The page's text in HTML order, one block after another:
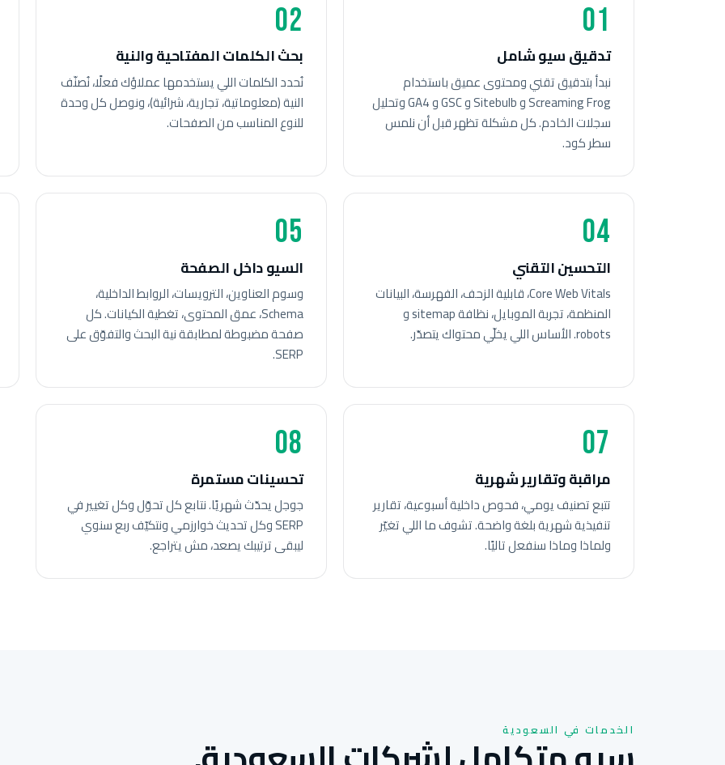
01
تدقيق سيو شامل
نبدأ بتدقيق تقني ومحتوى عميق باستخدام
Screaming Frog و Sitebulb و GSC و GA4 وتحليل
سجلات الخادم. كل مشكلة تظهر قبل أن نلمس
سطر كود.
02
بحث الكلمات المفتاحية والنية
نُحدد الكلمات اللي يستخدمها عملاؤك فعلًا، نُصنّف
النية (معلوماتية، تجارية، شرائية)، ونوصل كل وحدة
للنوع المناسب من الصفحات.
04
التحسين التقني
Core Web Vitals، قابلية الزحف، الفهرسة، البيانات
المنظمة، تجربة الموبايل، نظافة sitemap و
robots. الأساس اللي يخلّي محتواك يتصدّر.
05
السيو داخل الصفحة
وسوم العناوين، الترويسات، الروابط الداخلية،
Schema، عمق المحتوى، تغطية الكيانات. كل
صفحة مضبوطة لمطابقة نية البحث والتفوّق على
SERP.
07
مراقبة وتقارير شهرية
تتبع تصنيف يومي، فحوص داخلية أسبوعية، تقارير
تنفيذية شهرية بلغة واضحة. تشوف ما اللي تغيّر
ولماذا وماذا سنفعل تاليًا.
08
تحسينات مستمرة
جوجل يحدّث شهريًا. نتابع كل تحوّل وكل تغيير في
SERP وكل تحديث خوارزمي ونتكيّف ربع سنوي
ليبقى ترتيبك يصعد، مش يتراجع.
الخدمات في السعودية